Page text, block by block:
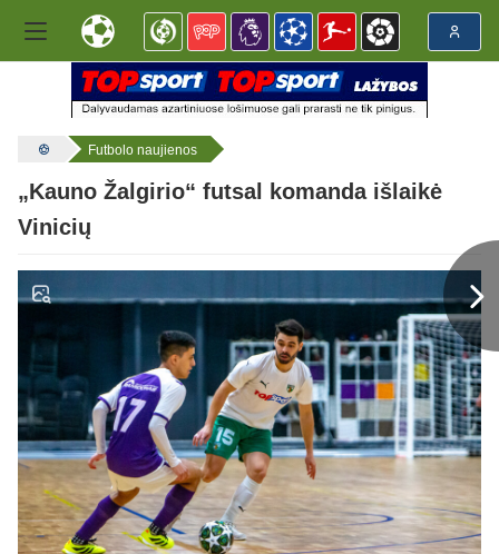
Futbolo naujienos
„Kauno Žalgirio“ futsal komanda išlaikė
Vinicių